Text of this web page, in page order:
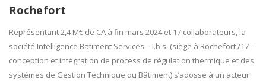
Rochefort
Représentant 2,4 M€ de CA à fin mars 2024 et 17 collaborateurs, la
société Intelligence Batiment Services – I.b.s. (siège à Rochefort /17 –
conception et intégration de process de régulation thermique et des
systèmes de Gestion Technique du Bâtiment) s’adosse à un acteur